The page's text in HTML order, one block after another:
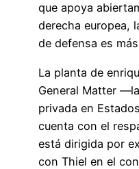
que apoya
derecha europea,
de defensa es
La planta de
General Matter
privada en
cuenta con el
está dirigida por
con Thiel en el